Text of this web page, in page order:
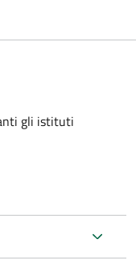
gli istituti